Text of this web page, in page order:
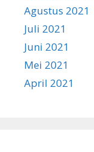
Agustus 2021
Juli 2021
Juni 2021
Mei 2021
April 2021